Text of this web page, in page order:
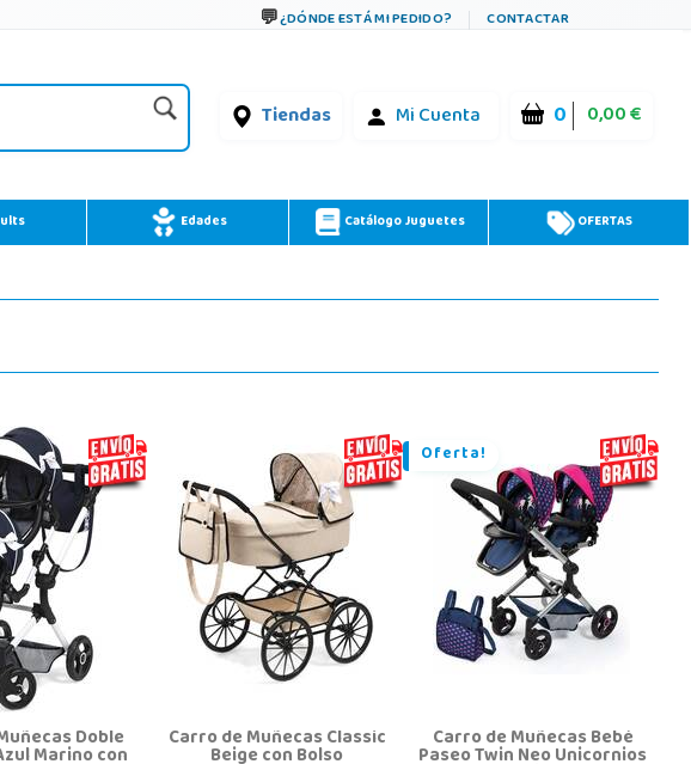
¿DÓNDE ESTÁ MI PEDIDO? CONTACTAR
Tiendas Mi Cuenta 0 0,00 €
Edades Catálogo Juguetes OFERTAS
Doble
Marino con Carro de Muñecas Classic
Beige con Bolso
Oferta!
Carro de Muñecas Bebé
Paseo Twin Neo Unicornios